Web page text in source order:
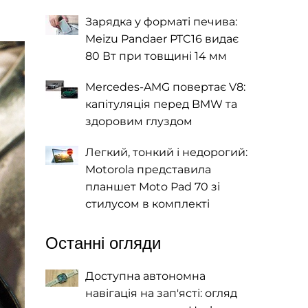
Зарядка у форматі печива:
Meizu Pandaer PTC16 видає
80 Вт при товщині 14 мм
Mercedes-AMG повертає V8:
капітуляція перед BMW та
здоровим глуздом
Легкий, тонкий і недорогий:
Motorola представила
планшет Moto Pad 70 зі
стилусом в комплекті
Останні огляди
Доступна автономна
навігація на зап'ясті: огляд